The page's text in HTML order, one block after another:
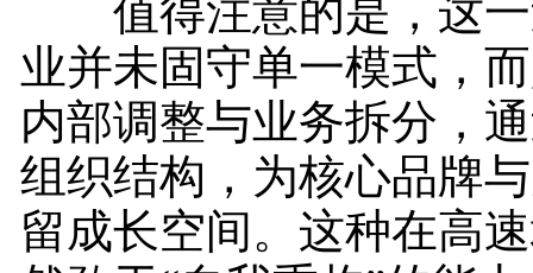
值得注意的是，这一
业并未固守单一模式，
内部调整与业务拆分，
组织结构，为核心品牌
留成长空间。这种在高